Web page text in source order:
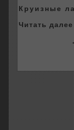
Круизные
Читать